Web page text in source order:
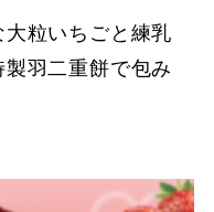
粒いちごと練乳
羽二重餅で包み